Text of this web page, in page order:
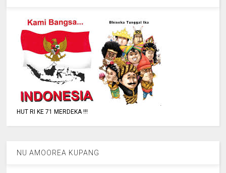
HUT RI KE 71 MERDEKA !!!
NU AMOOREA KUPANG